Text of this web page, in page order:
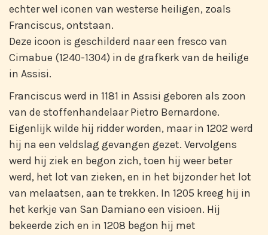
echter wel iconen van westerse heiligen, zoals
Franciscus, ontstaan.
Deze icoon is geschilderd naar een fresco van
Cimabue (1240-1304) in de grafkerk van de heilige
in Assisi.
Franciscus werd in 1181 in Assisi geboren als zoon
van de stoffenhandelaar Pietro Bernardone.
Eigenlijk wilde hij ridder worden, maar in 1202 werd
hij na een veldslag gevangen gezet. Vervolgens
werd hij ziek en begon zich, toen hij weer beter
werd, het lot van zieken, en in het bijzonder het lot
van melaatsen, aan te trekken. In 1205 kreeg hij in
het kerkje van San Damiano een visioen. Hij
bekeerde zich en in 1208 begon hij met